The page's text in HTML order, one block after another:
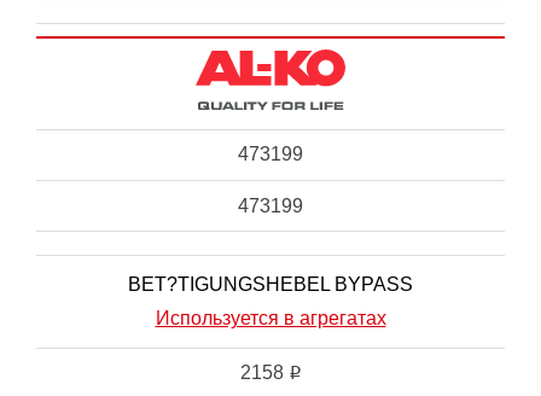
473199
473199
BET?TIGUNGSHEBEL BYPASS
Используется в агрегатах
2158 i